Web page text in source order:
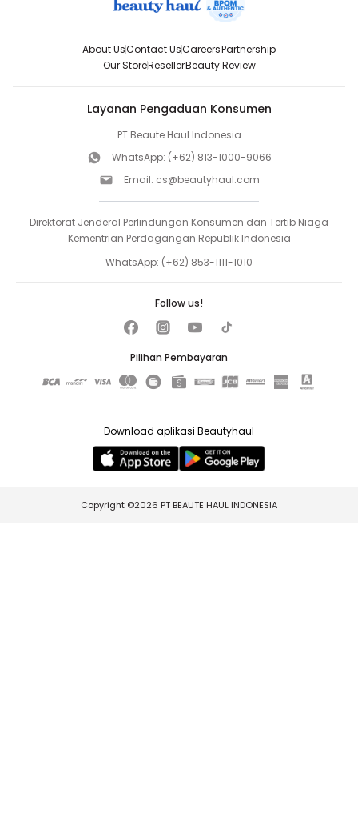
About UsContact UsCareersPartnership
Our StoreResellerBeauty Review
Layanan Pengaduan Konsumen
PT Beaute Haul Indonesia
WhatsApp: (+62) 813-1000-9066
Email: cs@beautyhaul.com
Direktorat Jenderal Perlindungan Konsumen dan Tertib Niaga
Kementrian Perdagangan Republik Indonesia
WhatsApp: (+62) 853-1111-1010
Pilihan Pembayaran
Follow us!
Download aplikasi Beautyhaul
Copyright ©2026 PT BEAUTE HAUL INDONESIA